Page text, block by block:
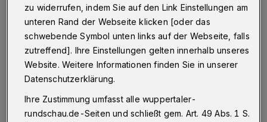
Foto: Alexandra Kaumanns
S imon & Jan sind gekommen, um uns zu
retten. Mit ihrem neuen Programm, das
zu widerrufen, indem Sie auf den Link Einstellungen am
unteren Rand der Webseite klicken [oder das
schwebende Symbol unten links auf der Webseite, falls
zutreffend]. Ihre Einstellungen gelten innerhalb unseres
Website. Weitere Informationen finden Sie in unserer
Datenschutzerklärung.
Ihre Zustimmung umfasst alle wuppertaler-
rundschau.de-Seiten und schließt gem. Art. 49 Abs. 1 S.